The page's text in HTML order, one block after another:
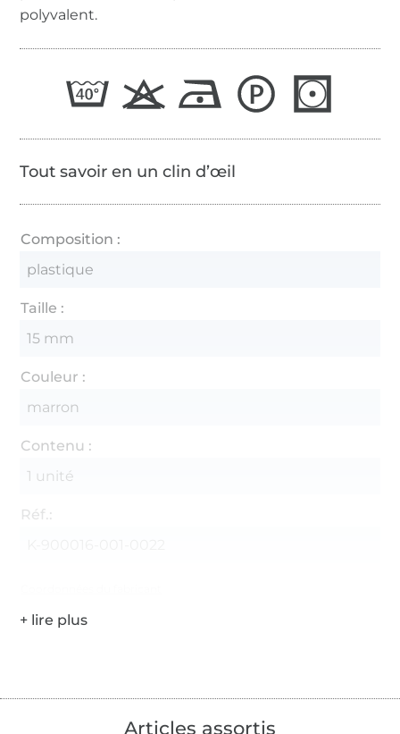
polyvalent.
Tout savoir en un clin d’œil
Composition :
plastique
Taille :
15 mm
Couleur :
marron
Contenu :
1 unité
Réf.:
Articles assortis